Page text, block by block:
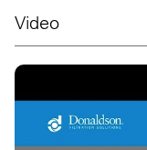
Video